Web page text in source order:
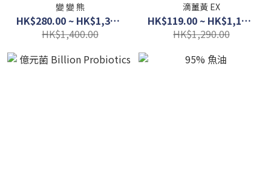
變 變 熊
HK$280.00 ~ HK$1,300.00
HK$1,400.00
滴薑黃 EX
HK$119.00 ~ HK$1,100.00
HK$1,290.00